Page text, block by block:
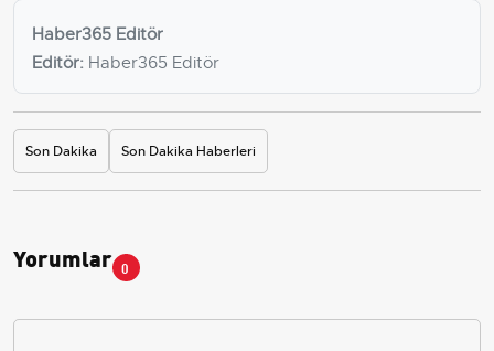
Haber365 Editör
Editör: Haber365 Editör
Son Dakika Son Dakika Haberleri
Yorumlar 0